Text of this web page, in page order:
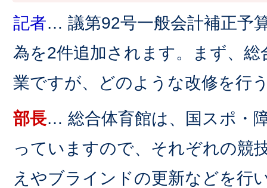
記者… 議第92号一般会計補正予
為を2件追加されます。まず、総
業ですが、どのような改修を行
部長… 総合体育館は、国スポ・
っていますので、それぞれの競
えやブラインドの更新などを行